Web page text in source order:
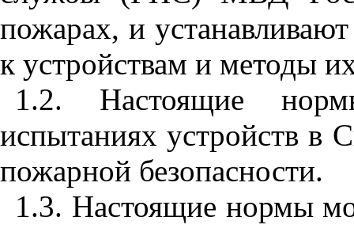
пожарах, и
к устройствам и методы
1.2. Настоящие
испытаниях устройств в
пожарной безопасности.
1.3. Настоящие нормы